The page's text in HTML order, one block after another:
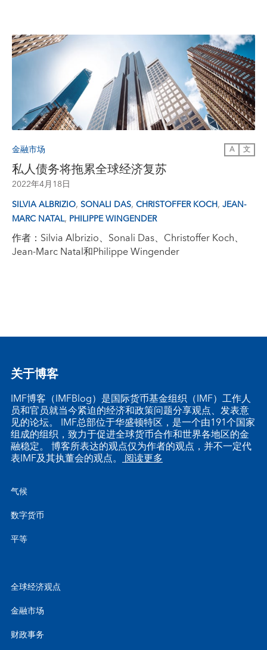
金融市场 A 文
私人债务将拖累全球经济复苏
2022年4月18日
SILVIA ALBRIZIO, SONALI DAS, CHRISTOFFER KOCH, JEAN-
MARC NATAL, PHILIPPE WINGENDER
作者：Silvia Albrizio、Sonali Das、Christoffer Koch、
Jean-Marc Natal和Philippe Wingender
关于博客
IMF博客（IMFBlog）是国际货币基金组织（IMF）工作人
员和官员就当今紧迫的经济和政策问题分享观点、发表意
见的论坛。 IMF总部位于华盛顿特区，是一个由191个国家
组成的组织，致力于促进全球货币合作和世界各地区的金
融稳定。 博客所表达的观点仅为作者的观点，并不一定代
表IMF及其执董会的观点。 阅读更多
气候
数字货币
平等
全球经济观点
金融市场
财政事务